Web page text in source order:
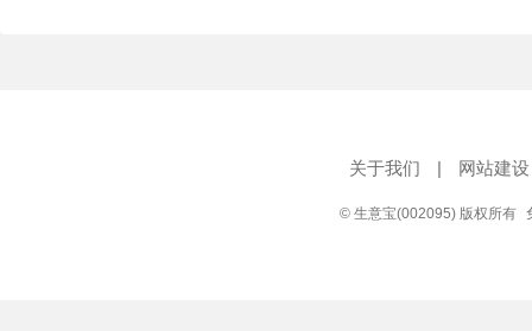
关于我们 | 网站建设
© 生意宝(002095) 版权所有